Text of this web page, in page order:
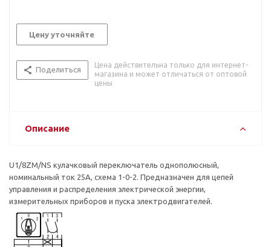
Цену уточняйте
Поделиться
Цена действительна только для интернет-
магазина и может отличаться от оптовой
цены
Описание
U1/8ZM/NS кулачковый переключатель однополюсный,
номинальный ток 25А, схема 1-0-2. Предназначен для цепей
управления и распределения электрической энергии,
измерительных приборов и пуска электродвигателей.